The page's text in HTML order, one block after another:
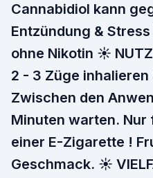
Cannabidiol kann
Entzündung &
ohne Nikotin ☀️
2 - 3 Züge
Zwischen den
Minuten warten. Nur
einer E-Zigarette !
Geschmack. ☀️